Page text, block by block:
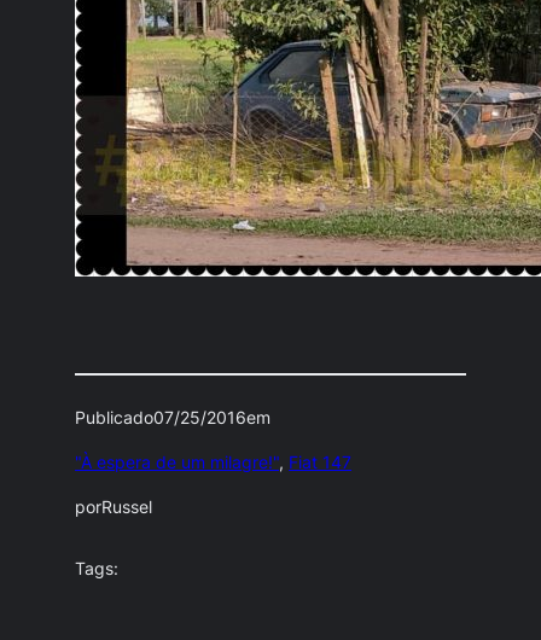
Publicado07/25/2016em
"À espera de um milagre!", Fiat 147
porRussel
Tags: